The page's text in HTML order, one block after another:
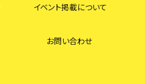
イベント掲載について
お問い合わせ